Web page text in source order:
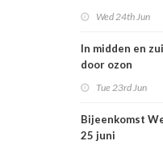
Wed 24th Jun
In midden en
door ozon
Tue 23rd Jun
Bijeenkomst
25 juni